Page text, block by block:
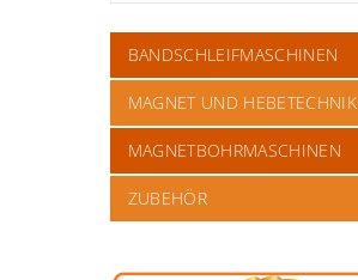
BANDSCHLEIFMASCHINEN
MAGNET UND HEBETECHNIK
MAGNETBOHRMASCHINEN
ZUBEHÖR